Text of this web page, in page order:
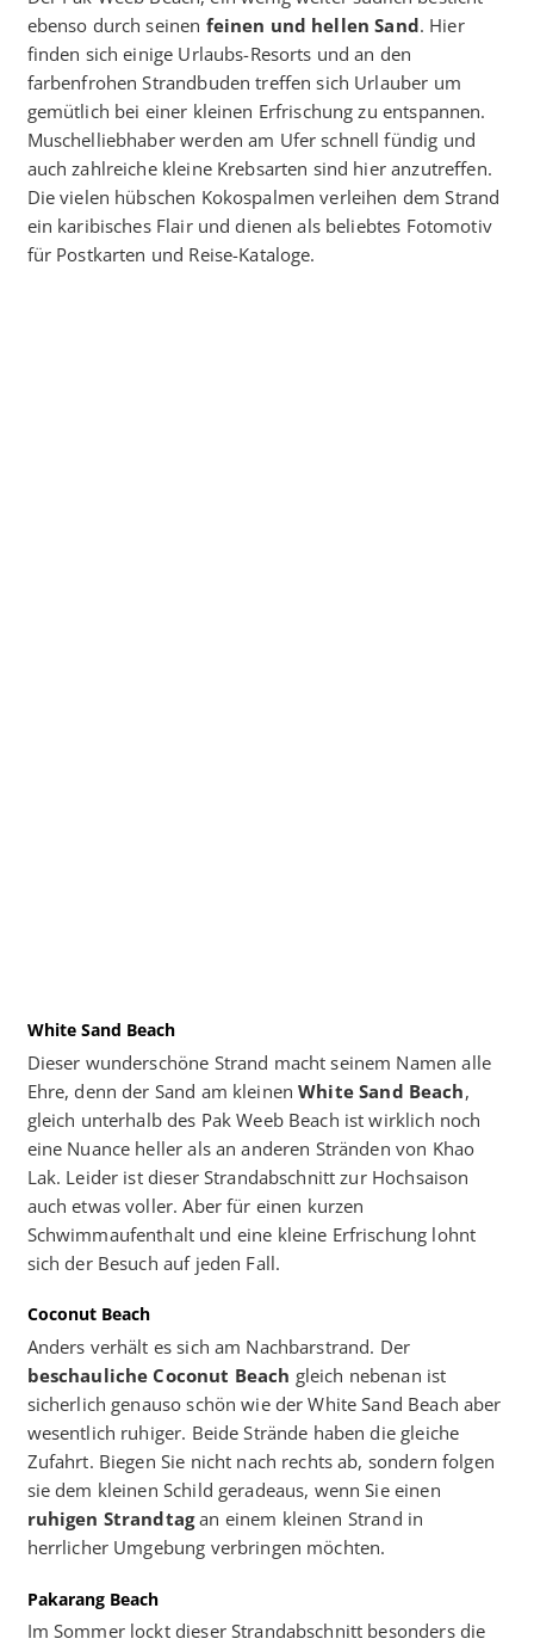
ebenso durch seinen feinen und hellen Sand. Hier
finden sich einige Urlaubs-Resorts und an den
farbenfrohen Strandbuden treffen sich Urlauber um
gemütlich bei einer kleinen Erfrischung zu entspannen.
Muschelliebhaber werden am Ufer schnell fündig und
auch zahlreiche kleine Krebsarten sind hier anzutreffen.
Die vielen hübschen Kokospalmen verleihen dem Strand
ein karibisches Flair und dienen als beliebtes Fotomotiv
für Postkarten und Reise-Kataloge.
White Sand Beach
Dieser wunderschöne Strand macht seinem Namen alle
Ehre, denn der Sand am kleinenWhite Sand Beach,
gleich unterhalb des Pak Weeb Beach ist wirklich noch
eine Nuance heller als an anderen Stränden von Khao
Lak. Leider ist dieser Strandabschnitt zur Hochsaison
auch etwas voller. Aber für einen kurzen
Schwimmaufenthalt und eine kleine Erfrischung lohnt
sich der Besuch auf jeden Fall.
Coconut Beach
Anders verhält es sich am Nachbarstrand. Der
beschauliche Coconut Beach gleich nebenan ist
sicherlich genauso schön wie der White Sand Beach aber
wesentlich ruhiger. Beide Strände haben die gleiche
Zufahrt. Biegen Sie nicht nach rechts ab, sondern folgen
sie dem kleinen Schild geradeaus, wenn Sie einen
ruhigen Strandtagan einem kleinen Strand in
herrlicher Umgebung verbringen möchten.
Pakarang Beach
Im Sommer lockt dieser Strandabschnitt besonders die